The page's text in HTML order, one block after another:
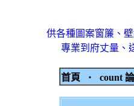
供各種圖案窗簾、
專業到府丈量、
首頁 ‧ count